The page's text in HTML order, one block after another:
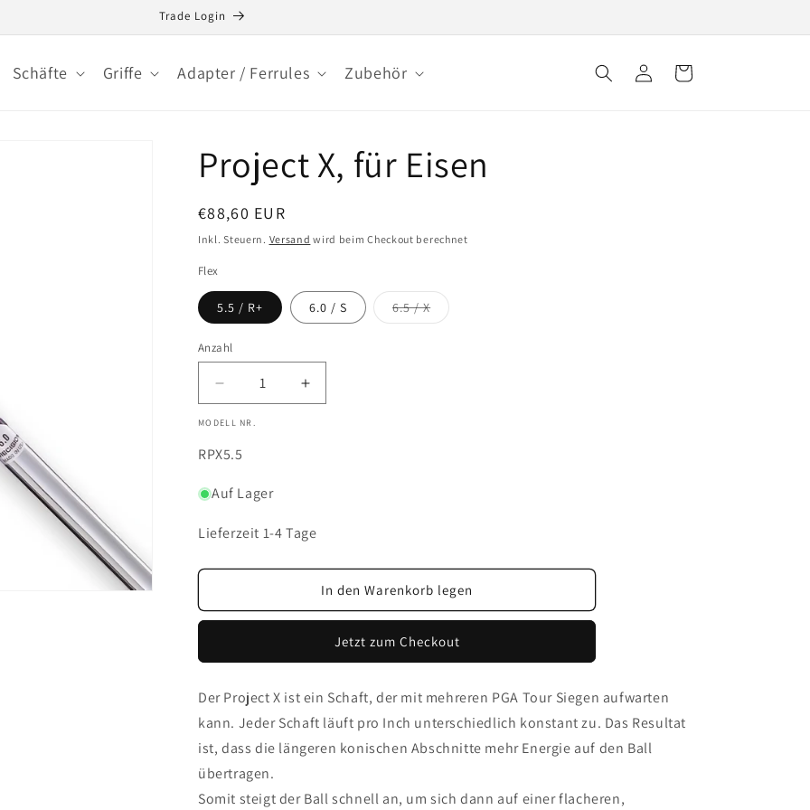
Trade Login
Schäfte Griffe Adapter / Ferrules Zubehör EinloggenWarenkorb
Project X, für Eisen
Normaler
Preis
€88,60 EUR
Inkl. Steuern. Versand wird beim Checkout berechnet
Flex
5.5 / R+ 6.0 / S 6.5 / XVariante
ausverkauft
Anzahl
Anzahl
Verringere
die
Menge
für
X,
für
Eisen
Erhöhe
die
MODELL NR.
SKU:
RPX5.5
Auf Lager
Lieferzeit 1-4 Tage
In den Warenkorb legen
Jetzt zum Checkout
Der Project X ist ein Schaft, der mit mehreren PGA Tour Siegen aufwarten
kann. Jeder Schaft läuft pro Inch unterschiedlich konstant zu. Das Resultat
ist, dass die längeren konischen Abschnitte mehr Energie auf den Ball
übertragen.
Somit steigt der Ball schnell an, um sich dann auf einer flacheren,